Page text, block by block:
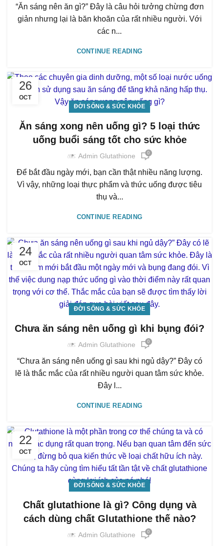
“Ăn sáng nên ăn gì?” Đây là câu hỏi tưởng chừng đơn
giản nhưng lại là băn khoăn của rất nhiều người. Với
các n...
CONTINUE READING
26
OCT
ĐỜI SỐNG & SỨC KHỎE
Ăn sáng xong nên uống gì? 5 loại thức
uống buổi sáng tốt cho sức khỏe
Admin Glutathione 0
Để bắt đầu ngày mới, bạn cần thật nhiều năng lượng.
Vì vậy, những loại thực phẩm và thức uống được tiêu
thụ và...
CONTINUE READING
24
OCT
ĐỜI SỐNG & SỨC KHỎE
Chưa ăn sáng nên uống gì khi bụng đói?
Admin Glutathione 0
“Chưa ăn sáng nên uống gì sau khi ngủ dậy?” Đây có
lẽ là thắc mắc của rất nhiều người quan tâm sức khỏe.
Đây l...
CONTINUE READING
22
OCT
ĐỜI SỐNG & SỨC KHỎE
Chất glutathione là gì? Công dụng và
cách dùng chất Glutathione thế nào?
Admin Glutathione 0